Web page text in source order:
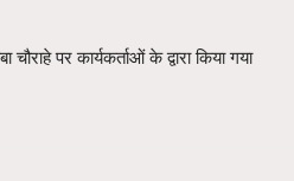
पर कार्यकर्ताओं के द्वारा किया गया